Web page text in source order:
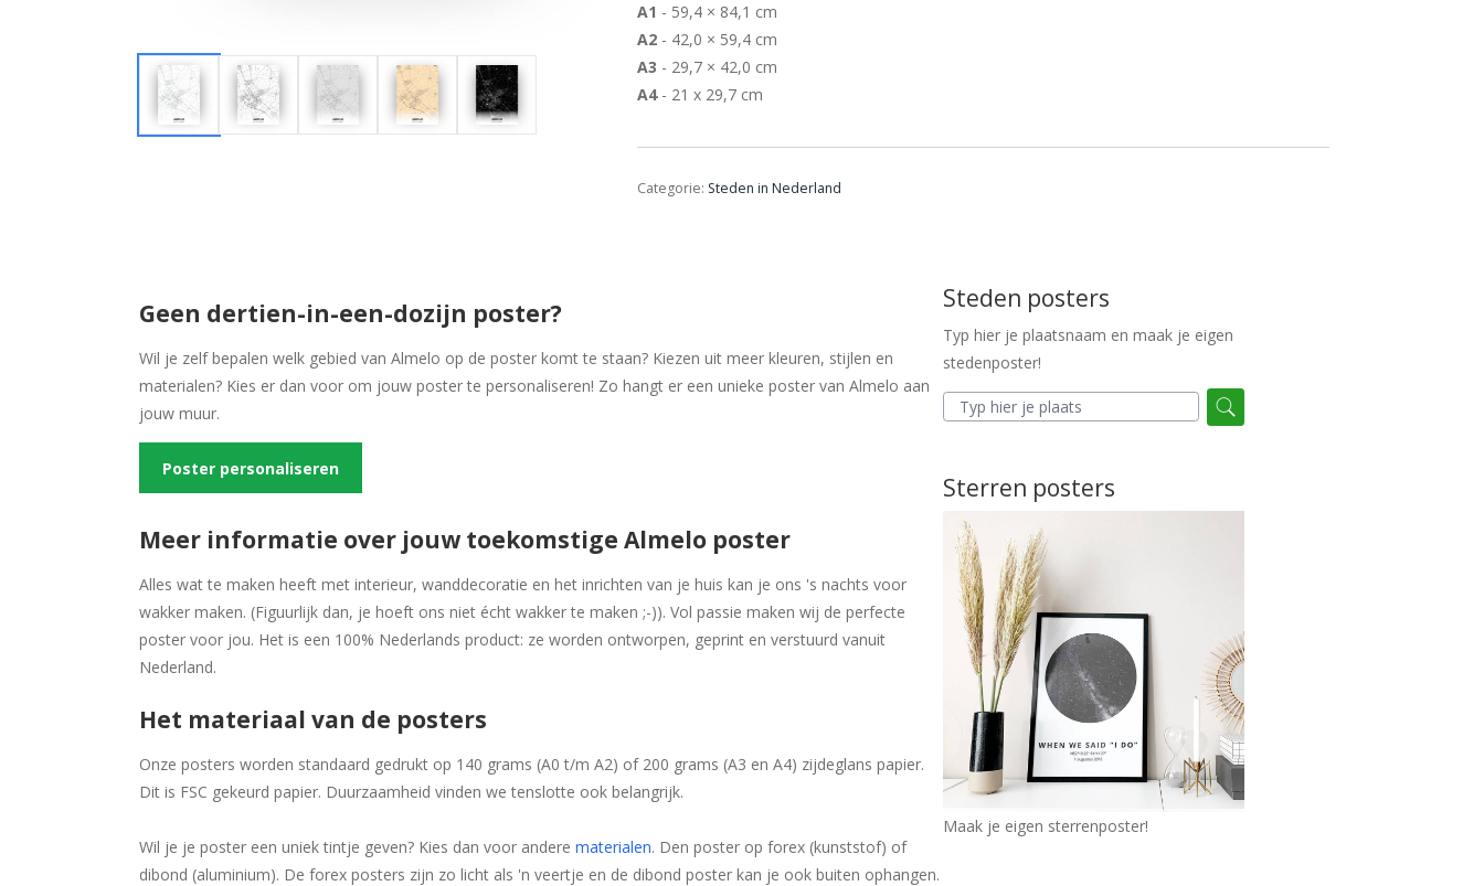
A1 - 59,4 × 84,1 cm
A2- 42,0 × 59,4 cm
A3 - 29,7 × 42,0 cm
A4- 21 x 29,7 cm
Categorie: Steden in Nederland
Geen dertien-in-een-dozijn poster?
Wil je zelf bepalen welk gebied van Almelo op de poster komt te staan? Kiezen uit meer kleuren, stijlen en
materialen? Kies er dan voor om jouw poster te personaliseren! Zo hangt er een unieke poster van Almelo aan
jouw muur.
Poster personaliseren
Meer informatie over jouw toekomstige Almelo poster
Alles wat te maken heeft met interieur, wanddecoratie en het inrichten van je huis kan je ons 's nachts voor
wakker maken. (Figuurlijk dan, je hoeft ons niet écht wakker te maken ;-)). Vol passie maken wij de perfecte
poster voor jou. Het is een 100% Nederlands product: ze worden ontworpen, geprint en verstuurd vanuit
Nederland.
Het materiaal van de posters
Onze posters worden standaard gedrukt op 140 grams (A0 t/m A2) of 200 grams (A3 en A4) zijdeglans papier.
Dit is FSC gekeurd papier. Duurzaamheid vinden we tenslotte ook belangrijk.
Wil je je poster een uniek tintje geven? Kies dan voor andere materialen. Den poster op forex (kunststof) of
dibond (aluminium). De forex posters zijn zo licht als 'n veertje en de dibond poster kan je ook buiten ophangen.
Steden posters
Typ hier je plaatsnaam en maak je eigen
stedenposter!
Sterren posters
Maak je eigen sterrenposter!